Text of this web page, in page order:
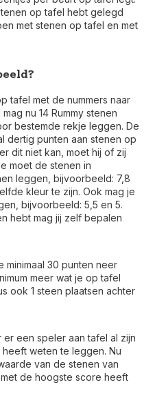
op tafel hebt gelegd
met stenen op tafel en met
tafel met de nummers naar
nu 14 Rummy stenen
bestemde rekje leggen. De
dertig punten aan stenen op
dit niet kan, moet hij of zij
moet de stenen in
leggen, bijvoorbeeld: 7,8
kleur te zijn. Ook mag je
bijvoorbeeld: 5,5 en 5.
hebt mag jij zelf bepalen
minimaal 30 punten neer
meer wat je op tafel
ook 1 steen plaatsen achter
een speler aan tafel al zijn
weten te leggen. Nu
van de stenen van
de hoogste score heeft